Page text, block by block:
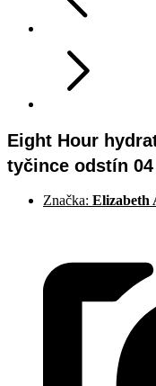
Eight Hour
tyčince odstín 04
Značka: Elizabeth